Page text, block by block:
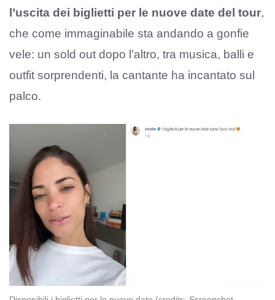
l’uscita dei biglietti per le nuove date del tour,
che come immaginabile sta andando a gonfie
vele: un sold out dopo l’altro, tra musica, balli e
outfit sorprendenti, la cantante ha incantato sul
palco.